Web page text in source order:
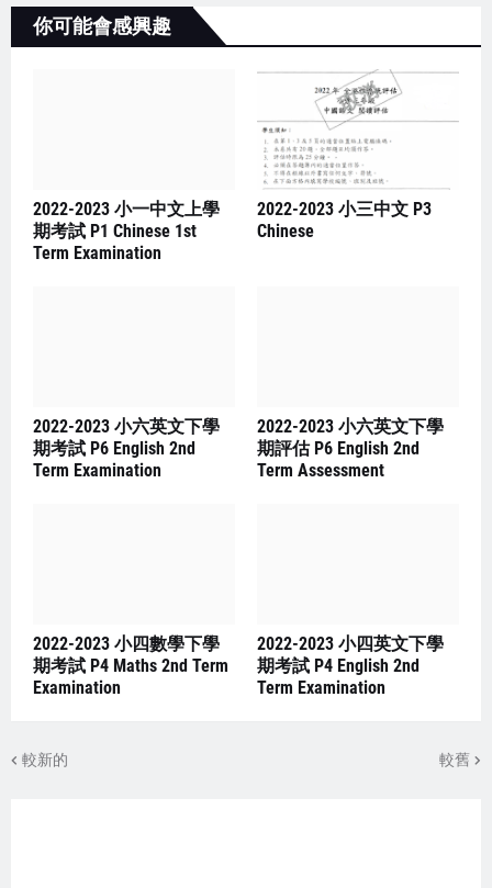
你可能會感興趣
2022-2023 小一中文上學
期考試 P1 Chinese 1st
Term Examination
2022-2023 小三中文 P3
Chinese
2022-2023 小六英文下學
期考試 P6 English 2nd
Term Examination
2022-2023 小六英文下學
期評估 P6 English 2nd
Term Assessment
2022-2023 小四數學下學
期考試 P4 Maths 2nd Term
Examination
2022-2023 小四英文下學
期考試 P4 English 2nd
Term Examination
較新的 較舊